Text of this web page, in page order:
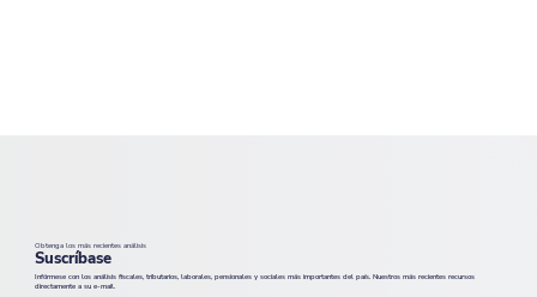
Obtenga los más recientes análisis
Suscríbase
Infórmese con los análisis fiscales, tributarios, laborales, pensionales y sociales más importantes del país. Nuestros más recientes recursos
directamente a su e-mail.